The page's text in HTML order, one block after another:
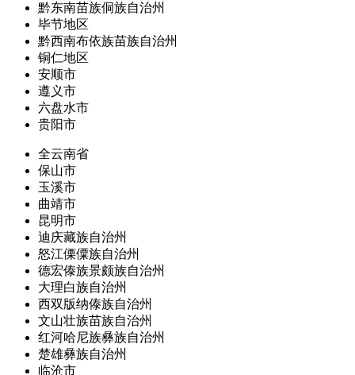
黔东南苗族侗族自治州
毕节地区
黔西南布依族苗族自治州
铜仁地区
安顺市
遵义市
六盘水市
贵阳市
全云南省
保山市
玉溪市
曲靖市
昆明市
迪庆藏族自治州
怒江傈僳族自治州
德宏傣族景颇族自治州
大理白族自治州
西双版纳傣族自治州
文山壮族苗族自治州
红河哈尼族彝族自治州
楚雄彝族自治州
临沧市